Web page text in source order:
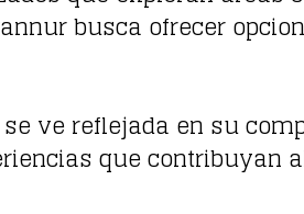
busca ofrecer
ve reflejada en su
que